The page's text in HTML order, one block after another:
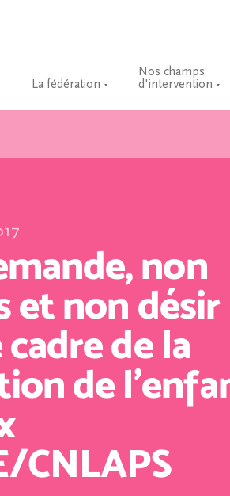
La fédération
Nos champs
d'intervention
non
et non désir
de la
de
CNLAPS